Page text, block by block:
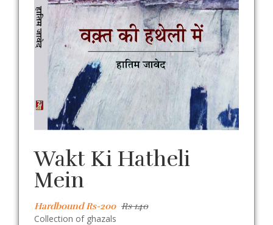
Wakt Ki Hatheli
Mein
Hardbound Rs-200 Rs 140
Collection of ghazals